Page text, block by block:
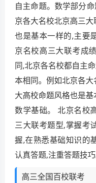
自主命题。数学部分
京各大名校北京高三
也是基本一样的,主要
京名校高三大联考成
同,北京各名校都自主
本相同。例如北京各
大高校命题风格也是
数学基础。 北京名校
三大联考题型,掌握考
握,在熟悉基础知识的
认真答题,注重答题技巧
高三全国百校联考